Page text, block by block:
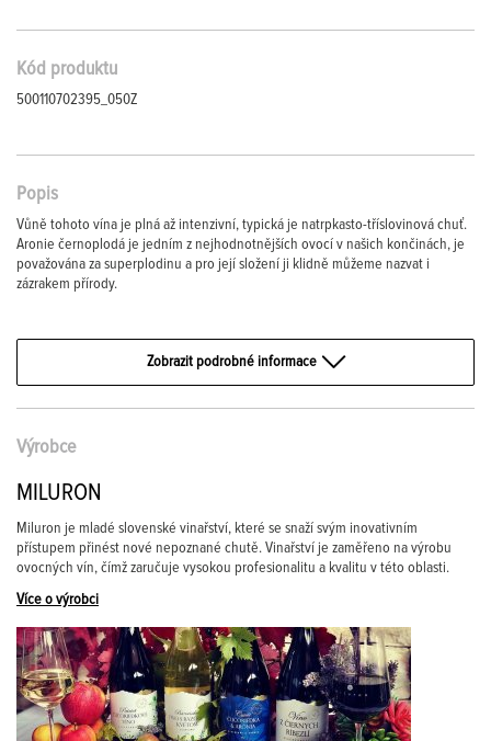
Kód produktu
500110702395_050Z
Popis
Vůně tohoto vína je plná až intenzivní, typická je natrpkasto-tříslovinová chuť.
Aronie černoplodá je jedním z nejhodnotnějších ovocí v našich končinách, je
považována za superplodinu a pro její složení ji klidně můžeme nazvat i
zázrakem přírody.
Zobrazit podrobné informace
Výrobce
MILURON
Miluron je mladé slovenské vinařství, které se snaží svým inovativním
přístupem přinést nové nepoznané chutě. Vinařství je zaměřeno na výrobu
ovocných vín, čímž zaručuje vysokou profesionalitu a kvalitu v této oblasti.
Více o výrobci